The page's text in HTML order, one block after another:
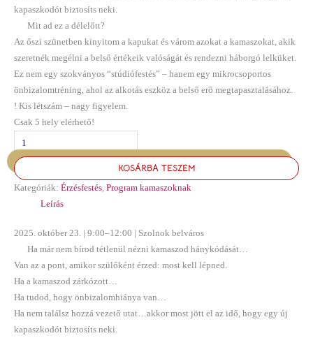
kapaszkodót biztosíts neki.
Mit ad ez a délelőtt?
Az őszi szünetben kinyitom a kapukat és várom azokat a kamaszokat, akik
szeretnék megélni a belső értékeik valóságát és rendezni háborgó lelküket.
Ez nem egy szokványos “stúdiófestés” – hanem egy mikrocsoportos
önbizalomtréning, ahol az alkotás eszköz a belső erő megtapasztalásához.
! Kis létszám – nagy figyelem.
Csak 5 hely elérhető!
KOSÁRBA TESZEM
Kategóriák: Érzésfestés Program kamaszoknak
Leírás
2025. október 23. | 9:00–12:00 | Szolnok belváros
Ha már nem bírod tétlenül nézni kamaszod hánykódását…
Van az a pont, amikor szülőként érzed: most kell lépned.
Ha a kamaszod zárkózott…
Ha tudod, hogy önbizalomhiánya van…
Ha nem találsz hozzá vezető utat…akkor most jött el az idő, hogy egy új
kapaszkodót biztosíts neki.